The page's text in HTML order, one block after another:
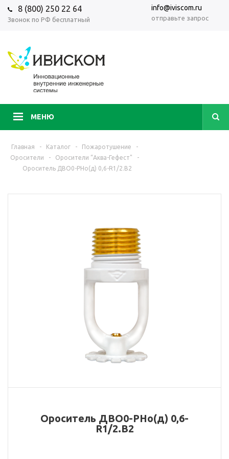
8 (800) 250 22 64
Звонок по РФ бесплатный
info@iviscom.ru
отправьте запрос
МЕНЮ
Главная - Каталог - Пожаротушение
-
Оросители
- Оросители “Аква-Гефест"
-
Ороситель ДBО0-РНо(д) 0,6-R1/2.В2
Ороситель ДBО0-РНо(д) 0,6-
R1/2.В2